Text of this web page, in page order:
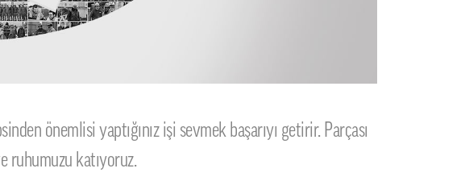
önemlisi yaptığınız işi sevmek başarıyı getirir. Parçası
ruhumuzu katıyoruz.